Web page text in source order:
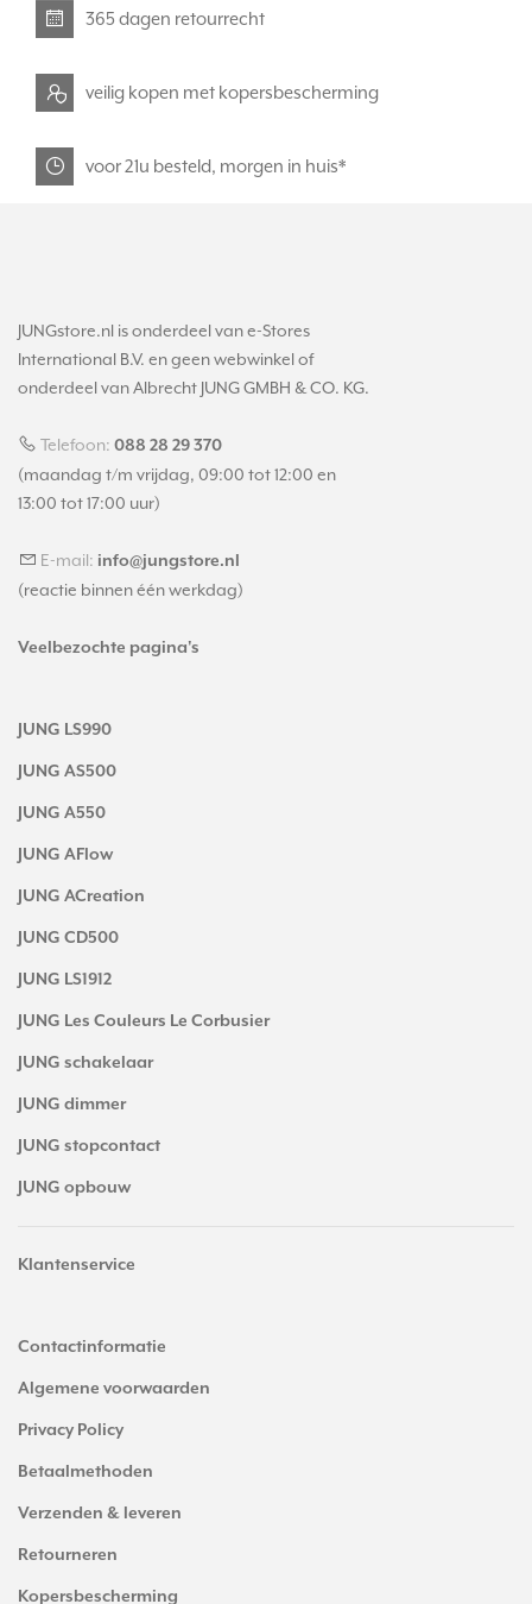
365 dagen retourrecht
veilig kopen met kopersbescherming
voor 21u besteld, morgen in huis*
JUNGstore.nl is onderdeel van e-Stores
International B.V. en geen webwinkel of
onderdeel van Albrecht JUNG GMBH & CO. KG.
Telefoon: 088 28 29 370
(maandag t/m vrijdag, 09:00 tot 12:00 en
13:00 tot 17:00 uur)
E-mail: info@jungstore.nl
(reactie binnen één werkdag)
Veelbezochte pagina's
JUNG LS990
JUNG AS500
JUNG A550
JUNG AFlow
JUNG ACreation
JUNG CD500
JUNG LS1912
JUNG Les Couleurs Le Corbusier
JUNG schakelaar
JUNG dimmer
JUNG stopcontact
JUNG opbouw
Klantenservice
Contactinformatie
Algemene voorwaarden
Privacy Policy
Betaalmethoden
Verzenden & leveren
Retourneren
Kopersbescherming